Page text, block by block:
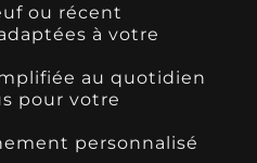
ou récent
à votre
au quotidien
pour votre
personnalisé